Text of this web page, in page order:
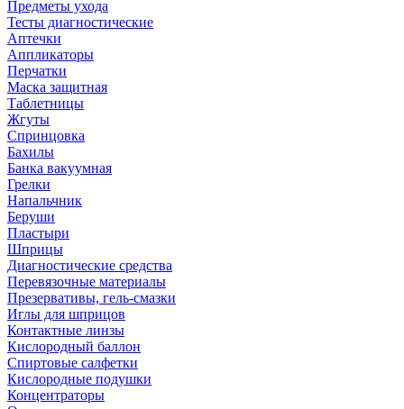
Предметы ухода
Тесты диагностические
Аптечки
Аппликаторы
Перчатки
Маска защитная
Таблетницы
Жгуты
Спринцовка
Бахилы
Банка вакуумная
Грелки
Напальчник
Беруши
Пластыри
Шприцы
Диагностические средства
Перевязочные материалы
Презервативы, гель-смазки
Иглы для шприцов
Контактные линзы
Кислородный баллон
Спиртовые салфетки
Кислородные подушки
Концентраторы